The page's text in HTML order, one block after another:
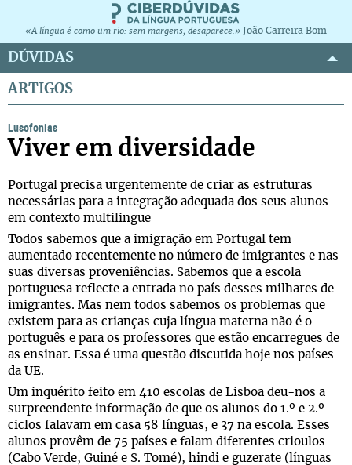
«A língua é como um rio: sem margens, desaparece.» João Carreira Bom
DÚVIDAS
ARTIGOS
Lusofonias
Viver em diversidade
Portugal precisa urgentemente de criar as estruturas
necessárias para a integração adequada dos seus alunos
em contexto multilingue
Todos sabemos que a imigração em Portugal tem
aumentado recentemente no número de imigrantes e nas
suas diversas proveniências. Sabemos que a escola
portuguesa reflecte a entrada no país desses milhares de
imigrantes. Mas nem todos sabemos os problemas que
existem para as crianças cuja língua materna não é o
português e para os professores que estão encarregues de
as ensinar. Essa é uma questão discutida hoje nos países
da UE.
Um inquérito feito em 410 escolas de Lisboa deu-nos a
surpreendente informação de que os alunos do 1.º e 2.º
ciclos falavam em casa 58 línguas, e 37 na escola. Esses
alunos provêm de 75 países e falam diferentes crioulos
(Cabo Verde, Guiné e S. Tomé), hindi e guzerate (línguas